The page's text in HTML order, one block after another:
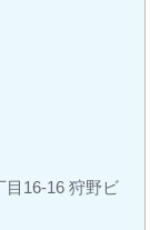
目16-16 狩野ビ